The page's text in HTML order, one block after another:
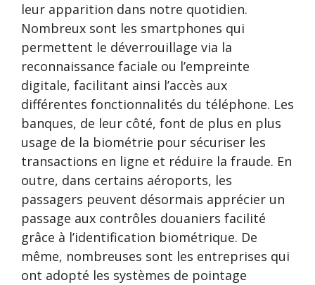
leur apparition dans notre quotidien.
Nombreux sont les smartphones qui
permettent le déverrouillage via la
reconnaissance faciale ou l’empreinte
digitale, facilitant ainsi l’accès aux
différentes fonctionnalités du téléphone. Les
banques, de leur côté, font de plus en plus
usage de la biométrie pour sécuriser les
transactions en ligne et réduire la fraude. En
outre, dans certains aéroports, les
passagers peuvent désormais apprécier un
passage aux contrôles douaniers facilité
grâce à l’identification biométrique. De
même, nombreuses sont les entreprises qui
ont adopté les systèmes de pointage